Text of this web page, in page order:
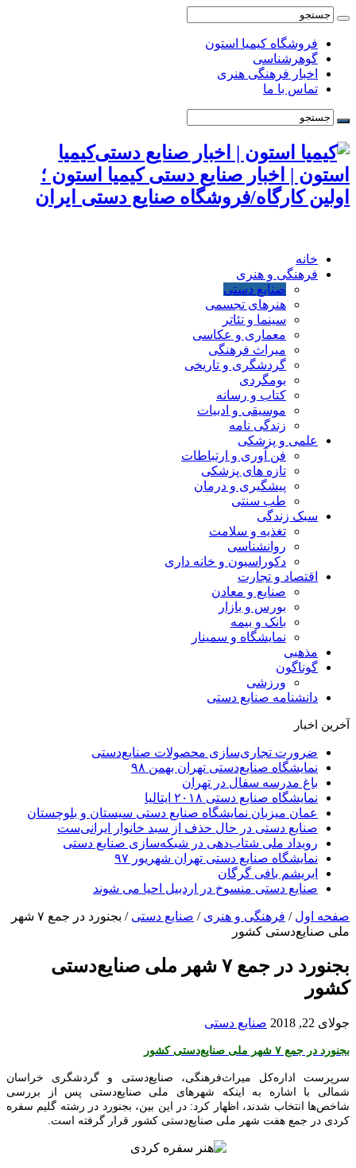
فروشگاه کیمیا استون
گوهرشناسی
اخبار فرهنگی هنری
تماس با ما
کیمیا
استون | اخبار صنایع دستی کیمیا استون ؛
اولین کارگاه/فروشگاه صنایع دستی ایران
خانه
فرهنگی و هنری
صنایع دستی
هنرهای تجسمی
سینما و تئاتر
معماری و عکاسی
میراث فرهنگی
گردشگری و تاریخی
بومگردی
کتاب و رسانه
موسیقی و ادبیات
زندگی نامه
علمی و پزشکی
فن آوری و ارتباطات
تازه های پزشکی
پیشگیری و درمان
طب سنتی
سبک زندگی
تغذیه و سلامت
روانشناسی
دکوراسیون و خانه داری
اقتصاد و تجارت
صنایع و معادن
بورس و بازار
بانک و بیمه
نمایشگاه و سمینار
مذهبی
گوناگون
ورزشی
دانشنامه صنایع دستی
آخرین اخبار
ضرورت تجاری‌سازی محصولات صنایع‌دستی
نمایشگاه صنایع‌دستی تهران بهمن ۹۸
باغ مدرسه سفال در تهران
نمایشگاه صنایع دستی ۲۰۱۸ ایتالیا
عمان میزبان نمایشگاه صنایع دستی سیستان و بلوچستان
صنایع دستی در حال حذف از سبد خانوار ایرانی‌ست
رویداد ملی شتاب‌دهی در شبکه‌سازی صنایع دستی
نمایشگاه صنایع دستی تهران شهریور ۹۷
ابریشم بافی گرگان
صنایع دستی منسوخ در اردبیل احیا می شوند
صفحه اول / فرهنگی و هنری / صنایع دستی /
بجنورد در جمع ۷ شهر
ملی صنایع‌دستی کشور
بجنورد در جمع ۷ شهر ملی صنایع‌دستی
کشور
جولای 22, 2018 صنایع دستی
بجنورد در جمع ۷ شهر ملی صنایع‌دستی کشور
سرپرست اداره‌کل میراث‌فرهنگی، صنایع‌دستی و گردشگری خراسان
شمالی با اشاره به اینکه شهرهای ملی صنایع‌دستی پس از بررسی
شاخص‌ها انتخاب شدند، اظهار کرد: در این‌ بین، بجنورد در رشته گلیم سفره
کردی در جمع هفت شهر ملی صنایع‌دستی کشور قرار گرفته است.